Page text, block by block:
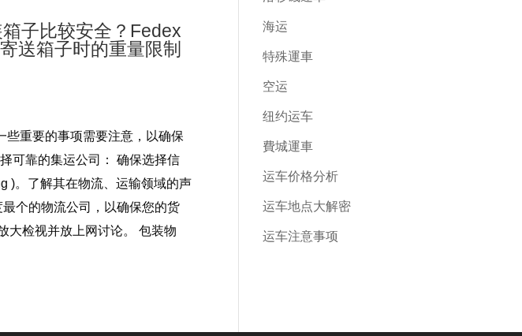
子比较安全？Fedex
送箱子时的重量限制
些重要的事项需要注意，以确保
可靠的集运公司： 确保选择信
)。了解其在物流、运输领域的声
个的物流公司，以确保您的货
大检视并放上网讨论。 包装物
海运
特殊運車
空运
纽约运车
費城運車
运车价格分析
运车地点大解密
运车注意事项